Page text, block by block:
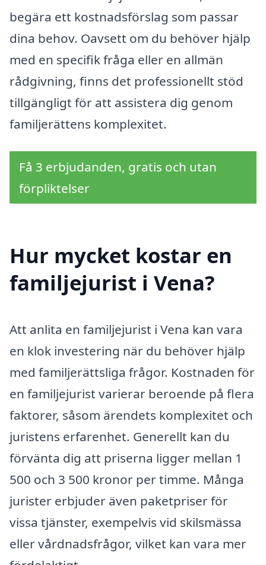
begära ett kostnadsförslag som passar
dina behov. Oavsett om du behöver hjälp
med en specifik fråga eller en allmän
rådgivning, finns det professionellt stöd
tillgängligt för att assistera dig genom
familjerättens komplexitet.
Få 3 erbjudanden, gratis och utan
förpliktelser
Hur mycket kostar en
familjejurist i Vena?
Att anlita en familjejurist i Vena kan vara
en klok investering när du behöver hjälp
med familjerättsliga frågor. Kostnaden för
en familjejurist varierar beroende på flera
faktorer, såsom ärendets komplexitet och
juristens erfarenhet. Generellt kan du
förvänta dig att priserna ligger mellan 1
500 och 3 500 kronor per timme. Många
jurister erbjuder även paketpriser för
vissa tjänster, exempelvis vid skilsmässa
eller vårdnadsfrågor, vilket kan vara mer